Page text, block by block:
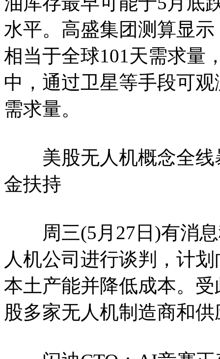
水平。高盛集团测算显
相当于全球101天需求量
中，通过卫星等手段可
需求量。
美股无人机概念全线
金扶持
周三(5月27日)有消息
人机公司进行谈判，计
本土产能并降低成本。
股多家无人机制造商和